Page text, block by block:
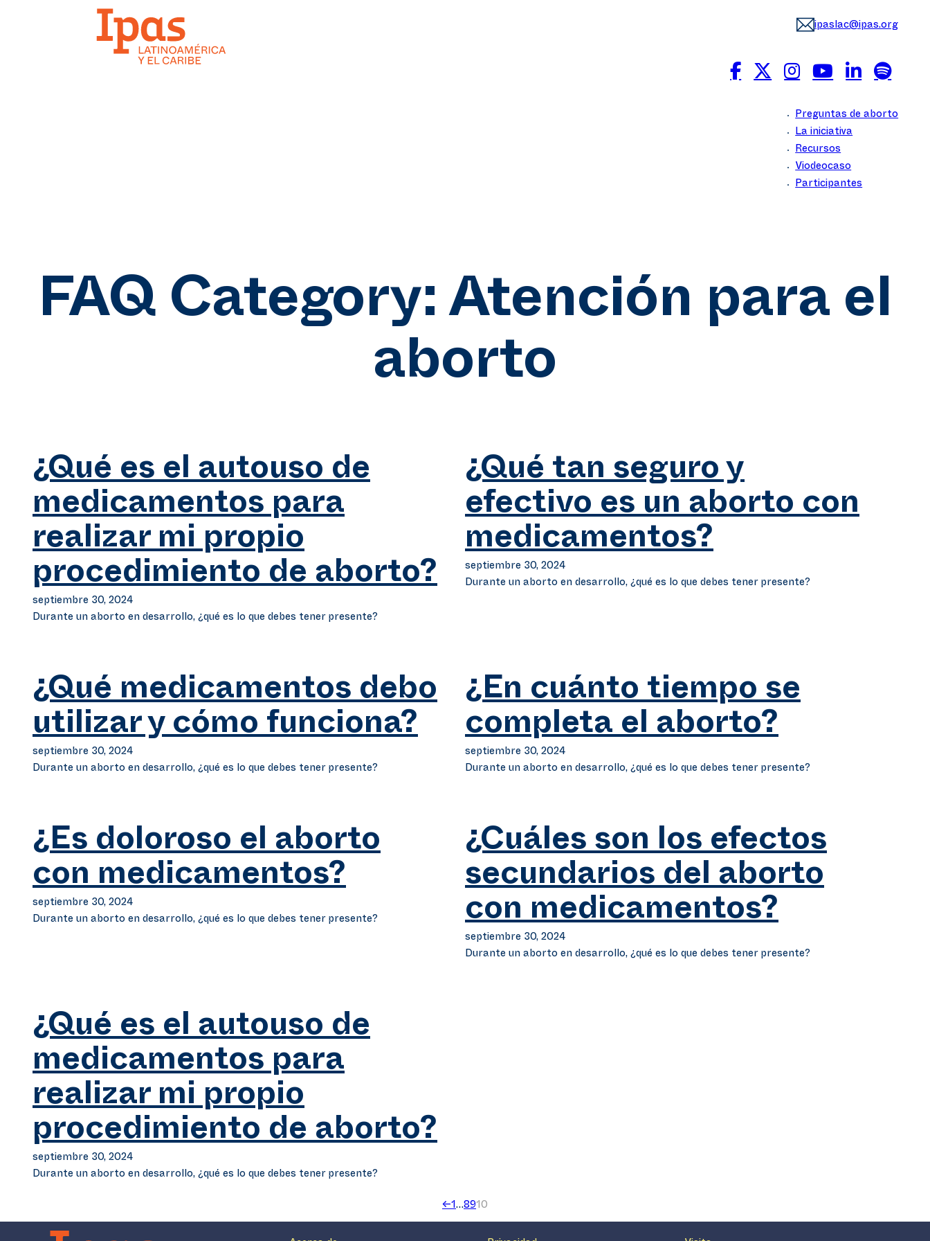
ipaslac@ipas.org
Preguntas de aborto
La iniciativa
Recursos
Viodeocaso
Participantes
FAQ Category: Atención para el
aborto
¿Qué es el autouso de
medicamentos para
realizar mi propio
procedimiento de aborto?
septiembre 30, 2024
Durante un aborto en desarrollo, ¿qué es lo que debes tener presente?
¿Qué tan seguro y
efectivo es un aborto con
medicamentos?
septiembre 30, 2024
Durante un aborto en desarrollo, ¿qué es lo que debes tener presente?
¿Qué medicamentos debo
utilizar y cómo funciona?
septiembre 30, 2024
Durante un aborto en desarrollo, ¿qué es lo que debes tener presente?
¿En cuánto tiempo se
completa el aborto?
septiembre 30, 2024
Durante un aborto en desarrollo, ¿qué es lo que debes tener presente?
¿Es doloroso el aborto
con medicamentos?
septiembre 30, 2024
Durante un aborto en desarrollo, ¿qué es lo que debes tener presente?
¿Cuáles son los efectos
secundarios del aborto
con medicamentos?
septiembre 30, 2024
Durante un aborto en desarrollo, ¿qué es lo que debes tener presente?
¿Qué es el autouso de
medicamentos para
realizar mi propio
procedimiento de aborto?
septiembre 30, 2024
Durante un aborto en desarrollo, ¿qué es lo que debes tener presente?
← …8 9 10